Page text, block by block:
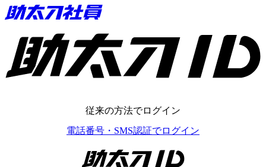
助太刀ID
従来の方法でログイン
電話番号・SMS認証でログイン
助太刀ID